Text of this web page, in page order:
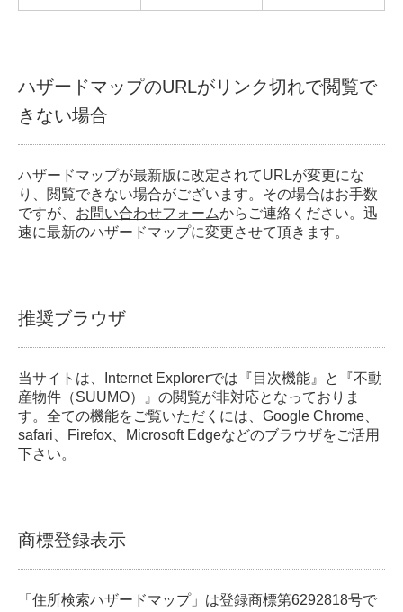
ハザードマップのURLがリンク切れで閲覧で
きない場合
ハザードマップが最新版に改定されてURLが変更にな
り、閲覧できない場合がございます。その場合はお手数
ですが、 お問い合わせフォームからご連絡ください。迅
速に最新のハザードマップに変更させて頂きます。
推奨ブラウザ
当サイトは、Internet Explorerでは『目次機能』と『不動
産物件（SUUMO）』の閲覧が非対応となっておりま
す。全ての機能をご覧いただくには、Google Chrome、
safari、Firefox、Microsoft Edgeなどのブラウザをご活用
下さい。
商標登録表示
「住所検索ハザードマップ」は登録商標第6292818号で